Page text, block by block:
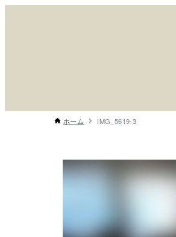
ホーム IMG_5619-3